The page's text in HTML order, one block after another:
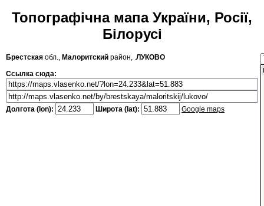
Топографічна мапа України, Росії,
Білорусі
Брестская обл., Малоритский район, .ЛУКОВО
Ссылка сюда:
Долгота (lon): Широта (lat): Google maps